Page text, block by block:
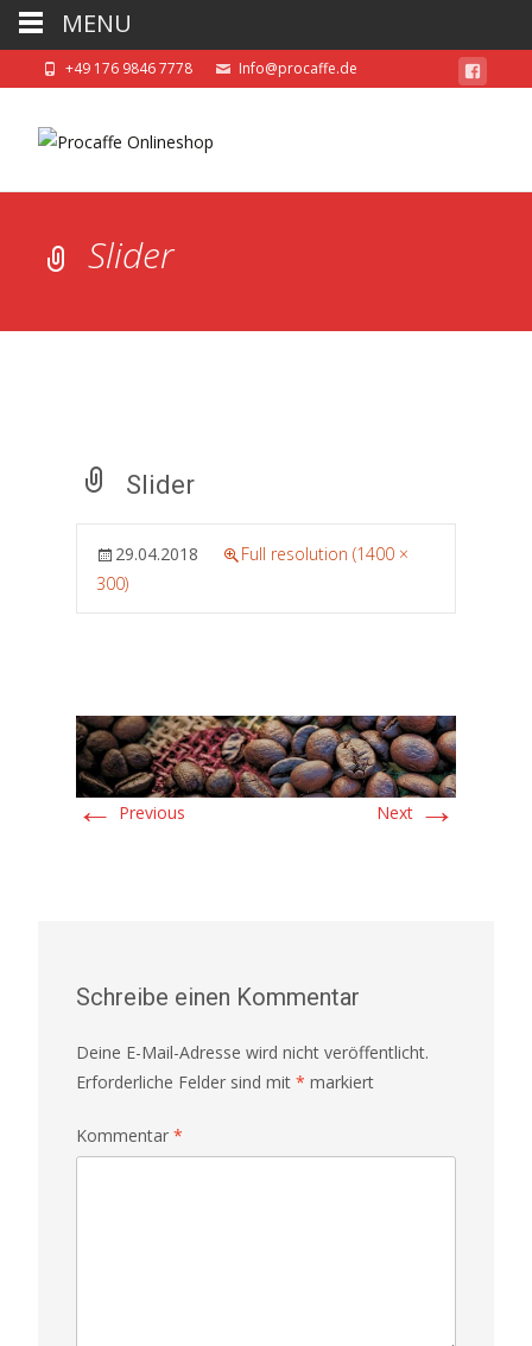
+49 176 9846 7778 Info@procaffe.de
Slider
Slider
29.04.2018
Full resolution (1400 ×
300)
← Previous Next →
Schreibe einen Kommentar
Deine E-Mail-Adresse wird nicht veröffentlicht.
Erforderliche Felder sind mit * markiert
Kommentar *
MENU